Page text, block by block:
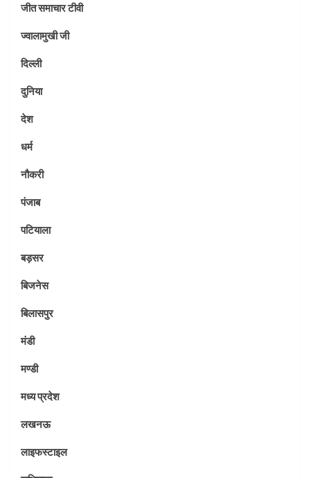
जीत समाचार टीवी
ज्वालामुखी जी
दिल्ली
दुनिया
देश
धर्म
नौकरी
पंजाब
पटियाला
बड़सर
बिजनेस
बिलासपुर
मंडी
मण्डी
मध्य प्रदेश
लखनऊ
लाइफस्टाइल